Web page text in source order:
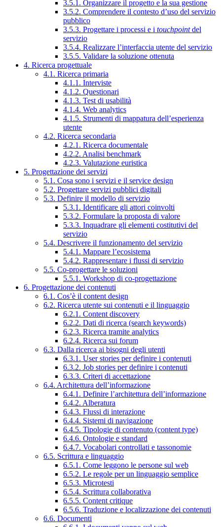
3.5.1. Organizzare il progetto e la sua gestione
3.5.2. Comprendere il contesto d’uso del servizio
pubblico
3.5.3. Progettare i processi e i touchpointdel
servizio
3.5.4. Realizzare l’interfaccia utente del servizio
3.5.5. Validare la soluzione ottenuta
4. Ricerca progettuale
4.1. Ricerca primaria
4.1.1. Interviste
4.1.2. Questionari
4.1.3. Test di usabilità
4.1.4. Web analytics
4.1.5. Strumenti di mappatura dell’esperienza
utente
4.2. Ricerca secondaria
4.2.1. Ricerca documentale
4.2.2. Analisi benchmark
4.2.3. Valutazione euristica
5. Progettazione dei servizi
5.1. Cosa sono i servizi e il service design
5.2. Progettare servizi pubblici digitali
5.3. Definire il modello di servizio
5.3.1. Identificare gli attori coinvolti
5.3.2. Formulare la proposta di valore
5.3.3. Inquadrare gli elementi costitutivi del
servizio
5.4. Descrivere il funzionamento del servizio
5.4.1. Mappare l’ecosistema
5.4.2. Rappresentare i flussi di servizio
5.5. Co-progettare le soluzioni
5.5.1. Workshop di co-progettazione
6. Progettazione dei contenuti
6.1. Cos’è il content design
6.2. Ricerca utente sui contenuti e il linguaggio
6.2.1. Content discovery
6.2.2. Dati di ricerca (search keywords)
6.2.3. Ricerca tramite analytics
6.2.4. Ricerca sui forum
6.3. Dalla ricerca ai bisogni degli utenti
6.3.1. User stories per definire i contenuti
6.3.2. Job stories per definire i contenuti
6.3.3. Criteri di accettazione
6.4. Architettura dell’informazione
6.4.1. Definire l’architettura dell’informazione
6.4.2. Alberatura
6.4.3. Flussi di interazione
6.4.4. Sistemi di navigazione
6.4.5. Tipologie di contenuto (content type)
6.4.6. Ontologie e standard
6.4.7. Vocabolari controllati e tassonomie
6.5. Scrittura e linguaggio
6.5.1. Come leggono le persone sul web
6.5.2. Le regole per un linguaggio semplice
6.5.3. Microtesti
6.5.4. Scrittura collaborativa
6.5.5. Content critique
6.5.6. Traduzione e localizzazione dei contenuti
6.6. Documenti